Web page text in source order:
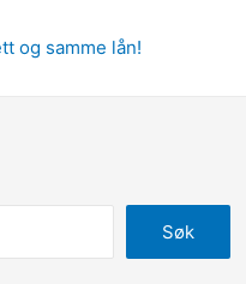
og samme lån!
Søk